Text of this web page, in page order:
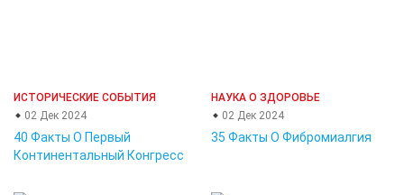
ИСТОРИЧЕСКИЕ СОБЫТИЯ
02 Дек 2024
40 Факты О Первый
Континентальный Конгресс
НАУКА О ЗДОРОВЬЕ
02 Дек 2024
35 Факты О Фибромиалгия